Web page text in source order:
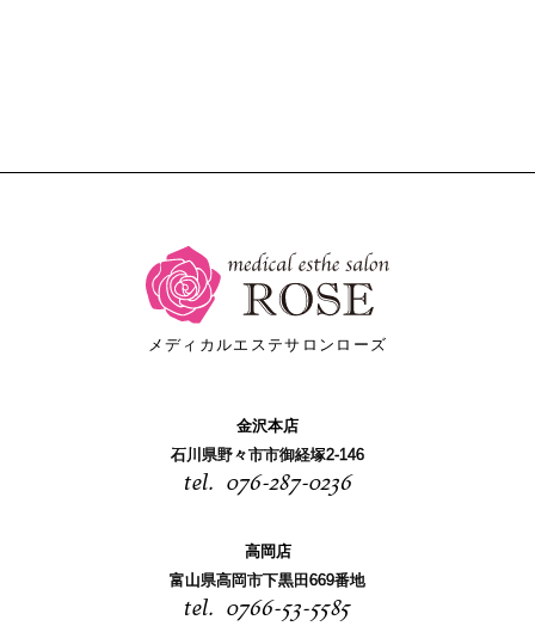
メディカルエステサロンローズ
金沢本店
石川県野々市市御経塚2-146
076-287-0236
高岡店
富山県高岡市下黒田669番地
0766-53-5585